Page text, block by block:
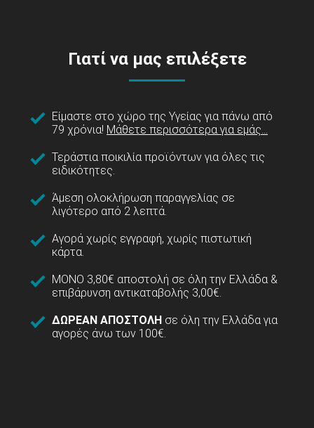
Γιατί να μας επιλέξετε
Είμαστε στο χώρο της Υγείας για πάνω από
79 χρόνια! Μάθετε περισσότερα για εμάς...
Τεράστια ποικιλία προϊόντων για όλες τις
ειδικότητες.
Άμεση ολοκλήρωση παραγγελίας σε
λιγότερο από 2 λεπτά.
Αγορά χωρίς εγγραφή, χωρίς πιστωτική
κάρτα.
ΜΟΝΟ 3,80€ αποστολή σε όλη την Ελλάδα &
επιβάρυνση αντικαταβολής 3,00€.
ΔΩΡΕΑΝ ΑΠΟΣΤΟΛΗ σε όλη την Ελλάδα για
αγορές άνω των 100€.